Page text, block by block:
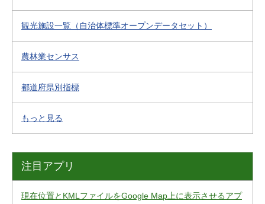
観光施設一覧（自治体標準オープンデータセット）
農林業センサス
都道府県別指標
もっと見る
注目アプリ
現在位置とKMLファイルをGoogle Map上に表示させるアプ